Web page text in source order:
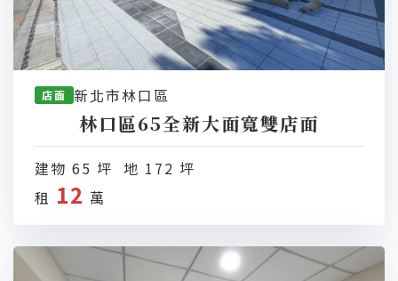
店面 新北市林口區
林口區65全新大面寬雙店面
建物 65 坪 地 172 坪
租 12 萬